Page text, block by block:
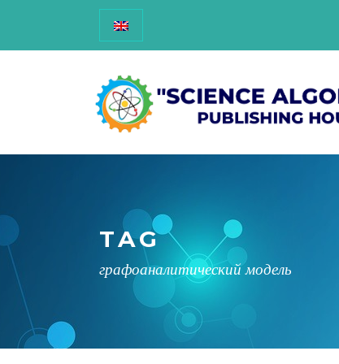
TAG
графоаналитический модель